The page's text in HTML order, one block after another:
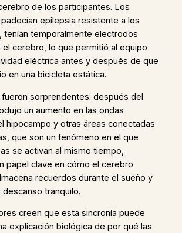
de los participantes. Los
epilepsia resistente a los
tenían temporalmente electrodos
el cerebro, lo que permitió al equipo
eléctrica antes y después de que
en una bicicleta estática.
sorprendentes: después del
un aumento en las ondas
hipocampo y otras áreas conectadas
que son un fenómeno en el que
se activan al mismo tiempo,
papel clave en cómo el cerebro
recuerdos durante el sueño y
tranquilo.
creen que esta sincronía puede
explicación biológica de por qué las